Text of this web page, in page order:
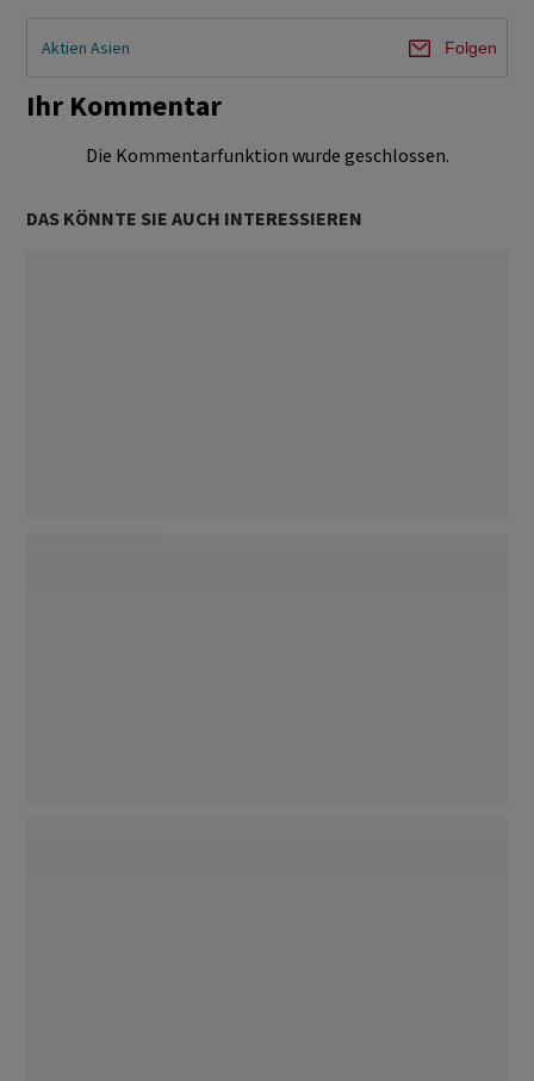
Aktien Asien Folgen
Ihr Kommentar
Die Kommentarfunktion wurde geschlossen.
DAS KÖNNTE SIE AUCH INTERESSIEREN